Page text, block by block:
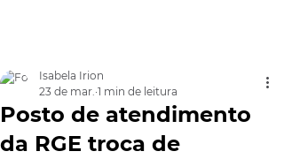
Posto de atendimento
da RGE troca de
Isabela Irion
23 de mar. 1 min de leitura